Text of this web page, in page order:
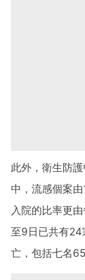
此外，衛生防
中，流感個案由
入院的比率更
至9日已共有24
亡，包括七名65